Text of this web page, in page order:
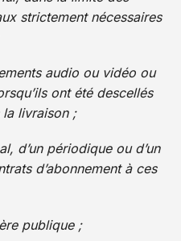
strictement nécessaires
audio ou vidéo ou
ont été descellés
livraison ;
d’un périodique ou d’un
d’abonnement à ces
publique ;